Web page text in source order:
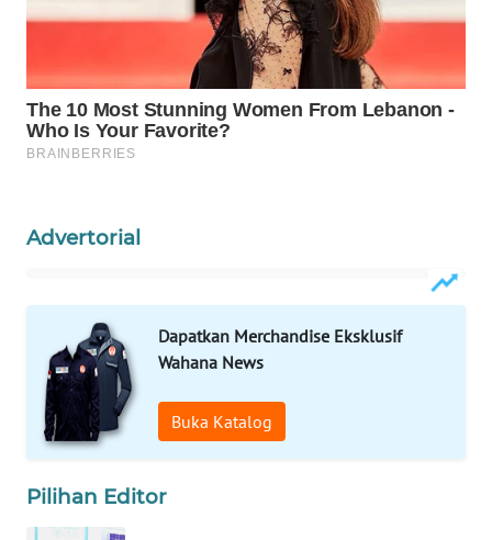
Advertorial
Dapatkan Merchandise Eksklusif
Wahana News
Buka Katalog
Pilihan Editor
WALINKI
MAWAKA
ID
MKLI
LPKKI
KOPEKLIN